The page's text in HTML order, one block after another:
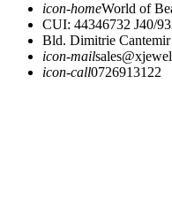
icon-homeWorld of
CUI: 44346732 J40/
Bld. Dimitrie Cantemir
icon-mail
icon-call0726913122